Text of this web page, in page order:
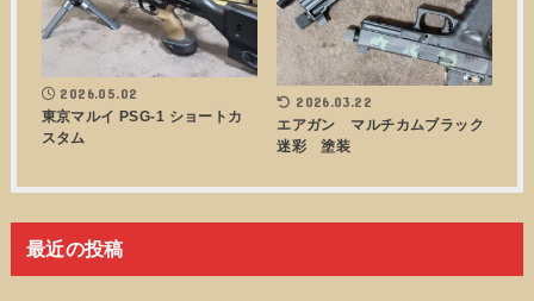
2026.05.02
東京マルイ PSG-1 ショートカ
スタム
2026.03.22
エアガン マルチカムブラック
迷彩 塗装
最近の投稿